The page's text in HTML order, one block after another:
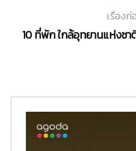
เรื่องก่
10 ที่พัก ใกล้อุทยานแห่งช